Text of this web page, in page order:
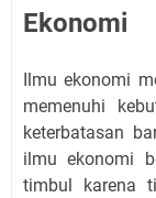
Ekonomi
Ilmu ekonomi
memenuhi
keterbatasan
ilmu ekonomi
timbul karena